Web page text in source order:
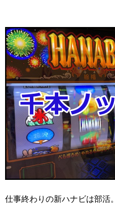
仕事終わりの新ハナビは部活。